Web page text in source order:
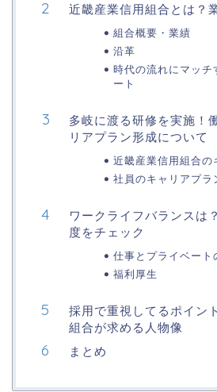
近畿産業信用組合とは？
組合概要・業績
沿革
時代の流れにマッチ
ート
多岐に渡る研修を実施！
リアプラン形成について
近畿産業信用組合の
社員のキャリアプラ
ワークライフバランスは
度をチェック
仕事とプライベート
福利厚生
採用で重視してるポイン
組合が求める人物像
まとめ